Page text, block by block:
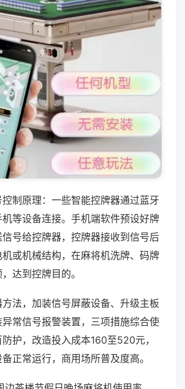
制原理：一些智能控牌器通过蓝牙
等设备连接。手机端软件预设好牌
号给控牌器，控牌器接收到信号后
或机械结构，在麻将机洗牌、码牌
达到控牌目的。
法，加装信号屏蔽设备、升级主板
常信号报警装置，三项措施综合使
护，改造投入成本160至520元，
正常运行，商用场所普及度高。